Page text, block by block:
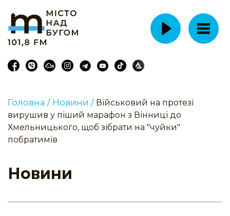
Головна / Новини / Військовий на протезі
вирушив у піший марафон з Вінниці до
Хмельницького, щоб зібрати на "чуйки"
побратимів
Новини